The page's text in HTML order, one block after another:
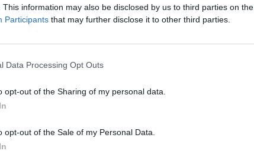
This information may also be disclosed by us to third parties on the
Participants that may further disclose it to other third parties.
Data Processing Opt Outs
opt-out of the Sharing of my personal data.
opt-out of the Sale of my Personal Data.
forgatása.
magyaros és
végigköveti Lechner
napig.
52 millió